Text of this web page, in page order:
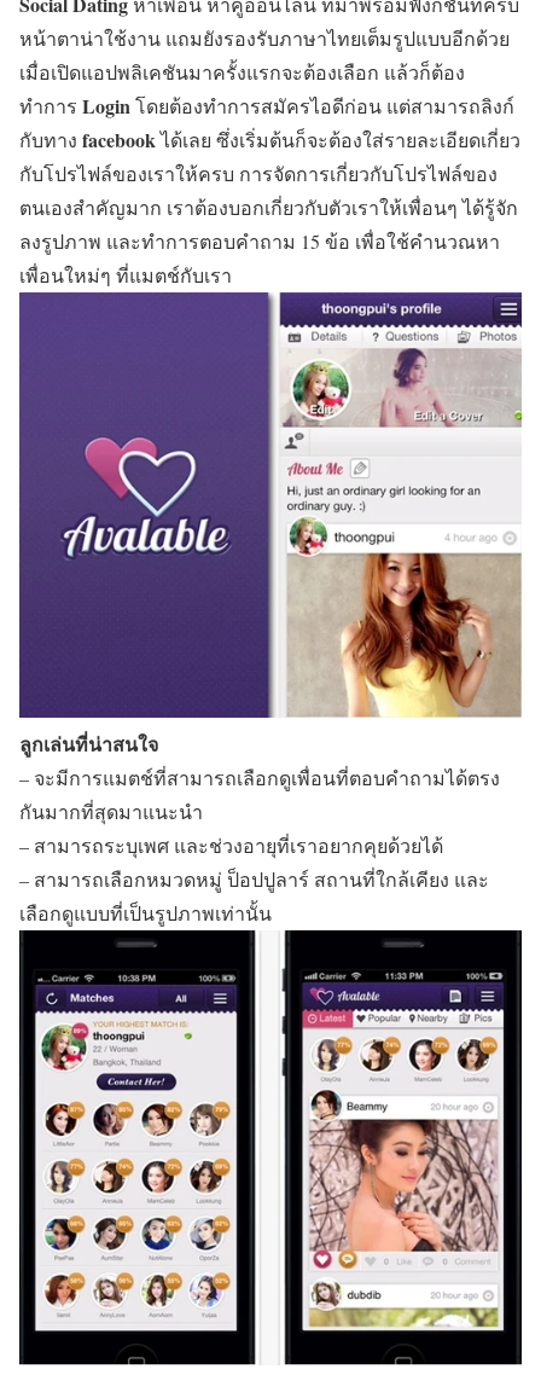
หน้าตาน่าใช้งาน แถมยังรองรับภาษาไทยเต็มรูปแบบอีกด้วย
เมื่อเปิดแอปพลิเคชันมาครั้งแรกจะต้องเลือก แล้วก็ต้อง
ทำการ Loginโดยต้องทำการสมัครไอดีก่อน แต่สามารถลิงก์
กับทาง facebookได้เลย ซึ่งเริ่มต้นก็จะต้องใส่รายละเอียดเกี่ยว
กับโปรไฟล์ของเราให้ครบ การจัดการเกี่ยวกับโปรไฟล์ของ
ตนเองสำคัญมาก เราต้องบอกเกี่ยวกับตัวเราให้เพื่อนๆ ได้รู้จัก
ลงรูปภาพ และทำการตอบคำถาม 15 ข้อ เพื่อใช้คำนวณหา
เพื่อนใหม่ๆ ที่แมตช์กับเรา
ลูกเล่นที่น่าสนใจ
– จะมีการแมตช์ที่สามารถเลือกดูเพื่อนที่ตอบคำถามได้ตรง
กันมากที่สุดมาแนะนำ
– สามารถระบุเพศ และช่วงอายุที่เราอยากคุยด้วยได้
– สามารถเลือกหมวดหมู่ ป็อปปูลาร์ สถานที่ใกล้เคียง และ
เลือกดูแบบที่เป็นรูปภาพเท่านั้น